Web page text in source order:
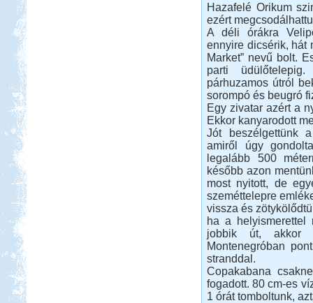
Hazafelé Orikum
ezért
A déli órákra
ennyire dicsérik, hát
Market” nevű bolt.
parti
párhuzamos útról
sorompó és beugró
Egy zivatar azért a
Ekkor kanyarodott
Jót beszélgettünk
amiről úgy
legalább 500
később azon
most nyitott, de
szeméttelepre
vissza és
ha a helyismerettel
jobbik út, akkor
Montenegróban
stranddal.
Copakabana
fogadott. 80 cm-es
1 órát tomboltunk,